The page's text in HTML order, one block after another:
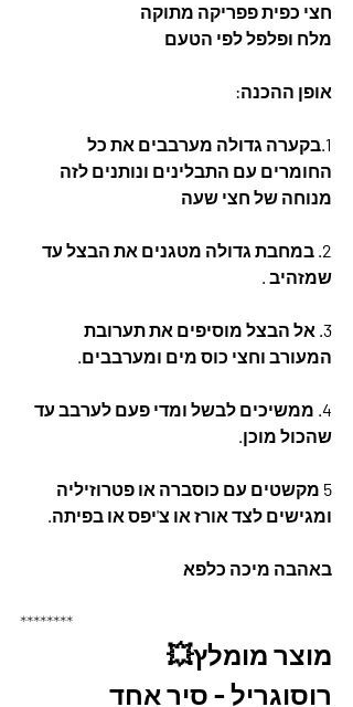
חצי כפית פפריקה מתוקה
מלח ופלפל לפי הטעם
אופן ההכנה:
1.בקערה גדולה מערבבים את כל
החומרים עם התבלינים ונותנים לזה
מנוחה של חצי שעה
2. במחבת גדולה מטגנים את הבצל עד
שמזהיב .
3. אל הבצל מוסיפים את תערובת
המעורב וחצי כוס מים ומערבבים.
4. ממשיכים לבשל ומדי פעם לערבב עד
שהכול מוכן.
5 מקשטים עם כוסברה או פטרוזיליה
ומגישים לצד אורז או צ'יפס או בפיתה.
באהבה מיכה כלפא
********
מוצר מומלץ💥
רוסוגריל - סיר אחד